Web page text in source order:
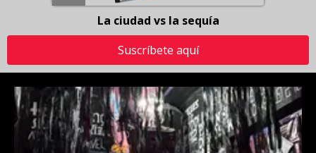
La ciudad vs la sequía
Suscríbete aquí